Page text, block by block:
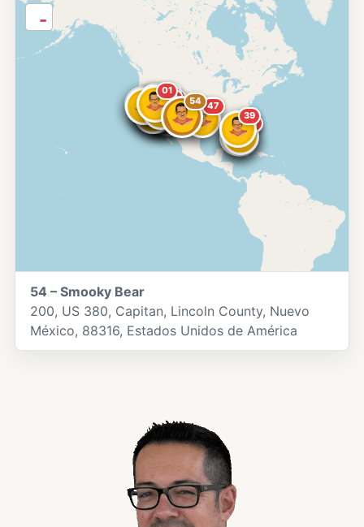
54 53
52
51
50
49
47
46
45
44
43
40
39
36
3226
23
20
19
1716
14
13 11
10
0807
04 03
01
-
54 – Smooky Bear
200, US 380, Capitan, Lincoln County, Nuevo
México, 88316, Estados Unidos de América